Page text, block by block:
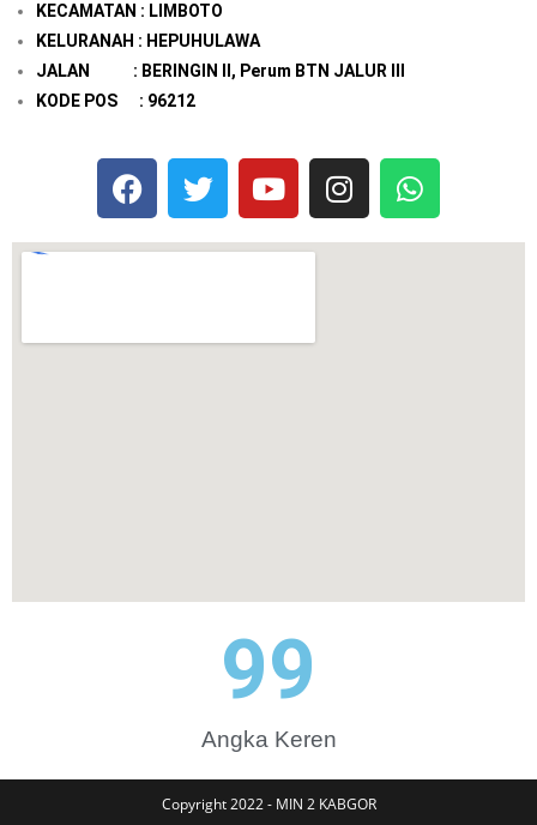
KECAMATAN : LIMBOTO
KELURANAH : HEPUHULAWA
JALAN : BERINGIN II, Perum BTN JALUR III
KODE POS : 96212
Angka Keren
100
Copyright 2022 - MIN 2 KABGOR